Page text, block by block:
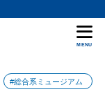
MENU
#総合系ミュージアム